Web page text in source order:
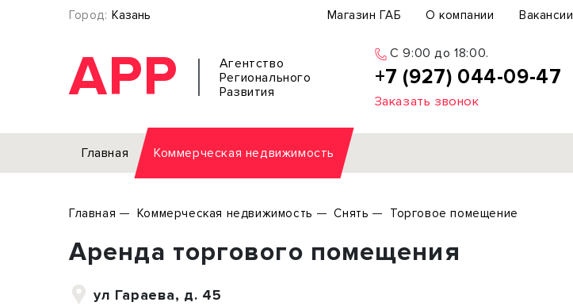
Город: Казань Магазин ГАБ О компании Вакансии
АРР
Агентство
Регионального
Развития
C 9:00 до 18:00.
+7 (927) 044-09-47
Заказать звонок
Главная Коммерческая недвижимость
Торговое помещение
Склад
Земельный участок
Отдельное здание
Главная Коммерческая недвижимость Снять Торговое помещение
Аренда торгового помещения
ул Гараева, д. 45